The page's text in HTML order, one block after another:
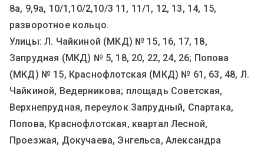
8а, 9,9а, 10/1,10/2,10/3 11, 11/1, 12, 13, 14, 15,
разворотное кольцо.
Улицы: Л. Чайкиной (МКД) № 15, 16, 17, 18,
Запрудная (МКД) № 5, 18, 20, 22, 24, 26; Попова
(МКД) № 15, Краснофлотская (МКД) № 61, 63, 48, Л.
Чайкиной, Ведерникова; площадь Советская,
Верхнепрудная, переулок Запрудный, Спартака,
Попова, Краснофлотская, квартал Лесной,
Проезжая, Докучаева, Энгельса, Александра